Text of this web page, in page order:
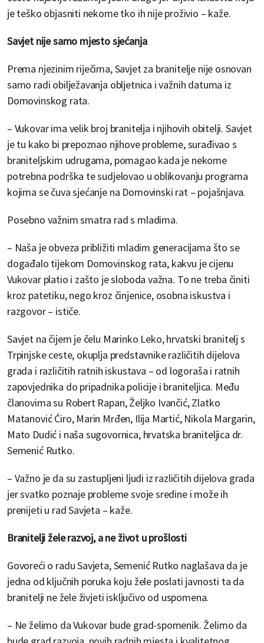
je teško objasniti nekome tko ih nije proživio – kaže.
Savjet nije samo mjesto sjećanja
Prema njezinim riječima, Savjet za branitelje nije osnovan
samo radi obilježavanja obljetnica i važnih datuma iz
Domovinskog rata.
– Vukovar ima velik broj branitelja i njihovih obitelji. Savjet
je tu kako bi prepoznao njihove probleme, surađivao s
braniteljskim udrugama, pomagao kada je nekome
potrebna podrška te sudjelovao u oblikovanju programa
kojima se čuva sjećanje na Domovinski rat – pojašnjava.
Posebno važnim smatra rad s mladima.
– Naša je obveza približiti mladim generacijama što se
događalo tijekom Domovinskog rata, kakvu je cijenu
Vukovar platio i zašto je sloboda važna. To ne treba činiti
kroz patetiku, nego kroz činjenice, osobna iskustva i
razgovor – ističe.
Savjet na čijem je čelu Marinko Leko, hrvatski branitelj s
Trpinjske ceste, okuplja predstavnike različitih dijelova
grada i različitih ratnih iskustava – od logoraša i ratnih
zapovjednika do pripadnika policije i braniteljica. Među
članovima su Robert Rapan, Željko Ivančić, Zlatko
Matanović Ćiro, Marin Mrđen, Ilija Martić, Nikola Margarin,
Mato Dudić i naša sugovornica, hrvatska braniteljica dr.
Semenić Rutko.
– Važno je da su zastupljeni ljudi iz različitih dijelova grada
jer svatko poznaje probleme svoje sredine i može ih
prenijeti u rad Savjeta – kaže.
Branitelji žele razvoj, a ne život u prošlosti
Govoreći o radu Savjeta, Semenić Rutko naglašava da je
jedna od ključnih poruka koju žele poslati javnosti ta da
branitelji ne žele živjeti isključivo od uspomena.
– Ne želimo da Vukovar bude grad-spomenik. Želimo da